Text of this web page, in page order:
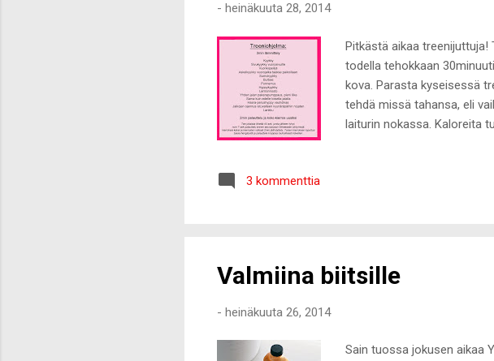
- heinäkuuta 28, 2014
Pitkästä aikaa treenijuttuja!
todella tehokkaan
kova. Parasta kyseisessä
tehdä missä tahansa, eli
laiturin nokassa. Kaloreita
ennen treeniä nauttia
3 kommenttia
Valmiina biitsille
- heinäkuuta 26, 2014
Sain tuossa jokusen aikaa